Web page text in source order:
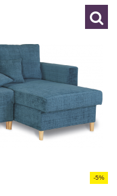
-5%